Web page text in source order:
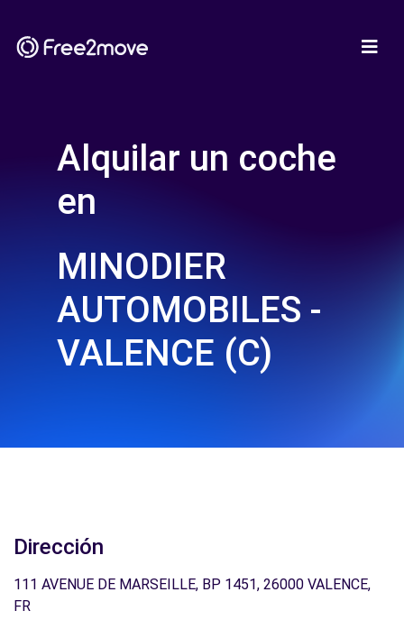
Alquilar un coche
en
MINODIER
AUTOMOBILES -
VALENCE (C)
Dirección
111 AVENUE DE MARSEILLE, BP 1451, 26000 VALENCE,
FR